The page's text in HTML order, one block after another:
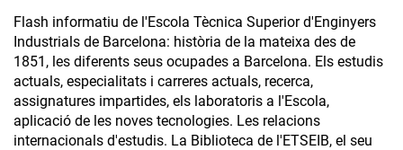
Flash informatiu de l'Escola Tècnica Superior d'Enginyers
Industrials de Barcelona: història de la mateixa des de
1851, les diferents seus ocupades a Barcelona. Els estudis
actuals, especialitats i carreres actuals, recerca,
assignatures impartides, els laboratoris a l'Escola,
aplicació de les noves tecnologies. Les relacions
internacionals d'estudis. La Biblioteca de l'ETSEIB, el seu